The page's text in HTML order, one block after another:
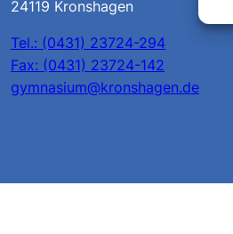
24119 Kronshagen
Tel.: (0431) 23724-294
Fax: (0431) 23724-142
gymnasium@kronshagen.de